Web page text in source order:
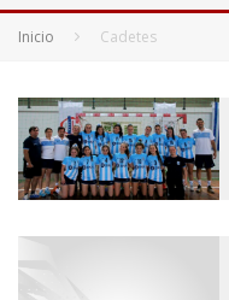
Inicio Cadetes